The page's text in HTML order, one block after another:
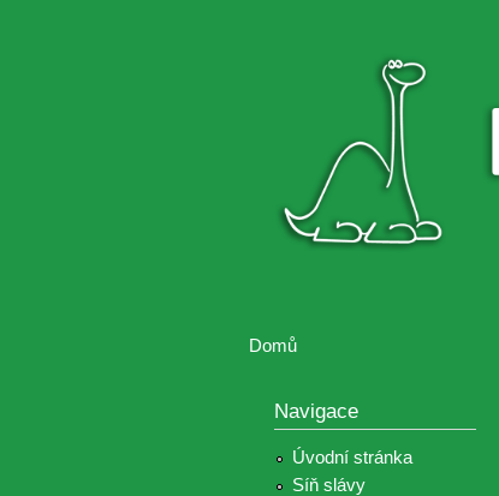
Brontosaurus
Brontosaurus
Domů
Navigace
Úvodní stránka
Síň slávy